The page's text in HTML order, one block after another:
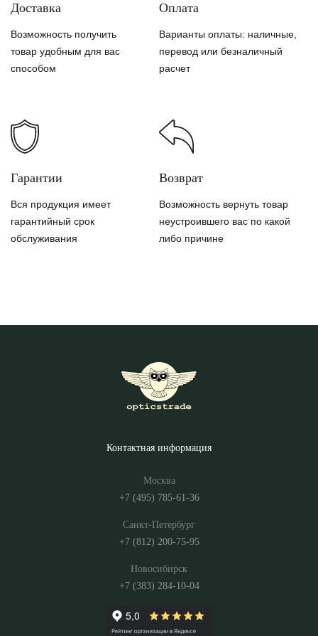
Доставка
Возможность получить
товар удобным для вас
способом
Оплата
Варианты оплаты: наличные,
перевод или безналичный
расчет
Гарантии
Вся продукция имеет
гарантийный срок
обслуживания
Возврат
Возможность вернуть товар
неустроившего вас по какой
либо причине
Контактная информация
Москва
+7 (495) 785-61-36
Санкт-Петербург
+7 (812) 200-75-95
Новосибирск
+7 (383) 284-10-04